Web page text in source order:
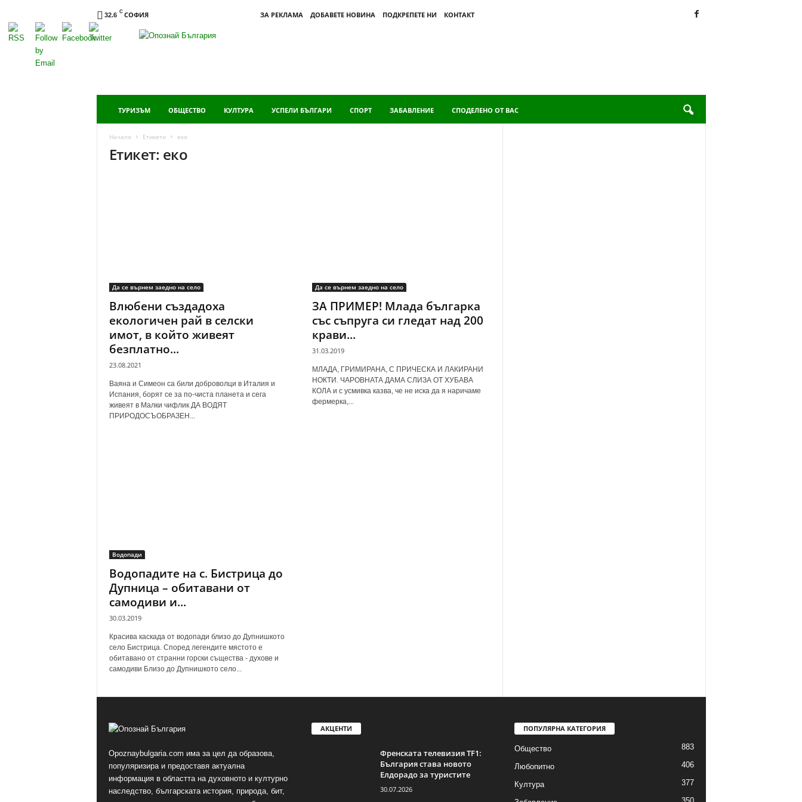
32.6 C СОФИЯ ЗА РЕКЛАМА ДОБАВЕТЕ НОВИНА ПОДКРЕПЕТЕ НИ
КОНТАКТ
Опознай
България
ТУРИЗЪМ ОБЩЕСТВО КУЛТУРА УСПЕЛИ БЪЛГАРИ СПОРТ ЗАБАВЛЕНИЕ СПОДЕЛЕНО ОТ ВАС
Начало Етикети еко
Етикет: еко
Да се върнем заедно на село
Влюбени създадоха
екологичен рай в селски
имот, в който живеят
безплатно...
23.08.2021
Ваяна и Симеон са били доброволци в Италия и
Испания, борят се за по-чиста планета и сега
живеят в Малки чифлик ДА ВОДЯТ
ПРИРОДОСЪОБРАЗЕН...
Да се върнем заедно на село
ЗА ПРИМЕР! Млада българка
със съпруга си гледат над 200
крави...
31.03.2019
МЛАДА, ГРИМИРАНА, С ПРИЧЕСКА И ЛАКИРАНИ
НОКТИ. ЧАРОВНАТА ДАМА СЛИЗА ОТ ХУБАВА
КОЛА и с усмивка казва, че не иска да я наричаме
фермерка,...
Водопади
Водопадите на с. Бистрица до
Дупница – обитавани от
самодиви и...
30.03.2019
Красива каскада от водопади близо до Дупнишкото
село Бистрица. Според легендите мястото е
обитавано от странни горски същества - духове и
самодиви Близо до Дупнишкото село...
Opoznaybulgaria.com има за цел да образова,
популяризира и предоставя актуална
информация в областта на духовното и културно
наследство, българската история, природа, бит,
АКЦЕНТИ
Френската телевизия TF1:
България става новото
Елдорадо за туристите
30.07.2026
ПОПУЛЯРНА КАТЕГОРИЯ
Общество 883
Любопитно 406
Култура 377